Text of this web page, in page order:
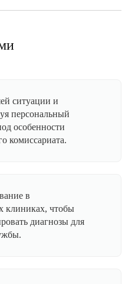
ситуации и
персональный
особенности
комиссариата.
в
клиниках, чтобы
диагнозы для